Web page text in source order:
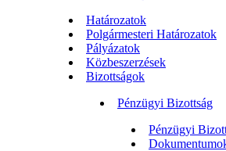
Határozatok
Polgármesteri Határozatok
Pályázatok
Közbeszerzések
Bizottságok
Pénzügyi Bizottság
Pénzügyi